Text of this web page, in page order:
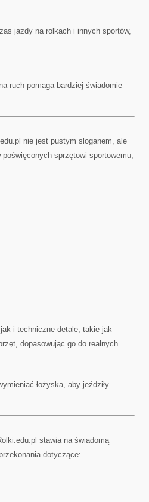
jazdy na rolkach i innych sportów,
ruch pomaga bardziej świadomie
nie jest pustym sloganem, ale
sprzętowi sportowemu,
i techniczne detale, takie jak
dopasowując go do realnych
łożyska, aby jeździły
stawia na świadomą
dotyczące: